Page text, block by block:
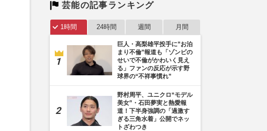
芸能の記事ランキング
1時間 24時間 週間 月間
巨人・高梨雄平投手に”お泊
まり不倫”報道も「ゾンビの
せいで不倫がかわいく見え
る」ファンの反応が示す野
球界の“不祥事慣れ”
野村周平、ユニクロ“モデル
美女”・石田夢実と熱愛報
道！下半身強調の「過激す
ぎる三角水着」公開でネッ
トざわつき